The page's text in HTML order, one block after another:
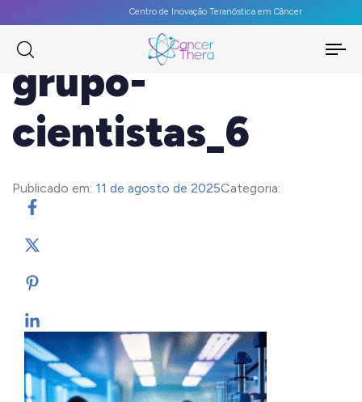
Centro de Inovação Teranóstica em Câncer
grupo-
cientistas_6
Publicado em: 11 de agosto de 2025Categoria: